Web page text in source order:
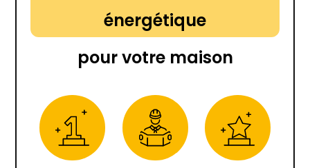
énergétique
pour votre maison